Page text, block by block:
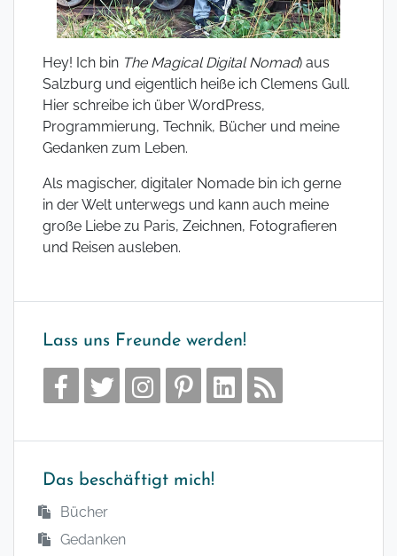
Hey! Ich bin The Magical Digital Nomad) aus
Salzburg und eigentlich heiße ich Clemens Gull.
Hier schreibe ich über WordPress,
Programmierung, Technik, Bücher und meine
Gedanken zum Leben.
Als magischer, digitaler Nomade bin ich gerne
in der Welt unterwegs und kann auch meine
große Liebe zu Paris, Zeichnen, Fotografieren
und Reisen ausleben.
Lass uns Freunde werden!
Das beschäftigt mich!
Bücher
Gedanken